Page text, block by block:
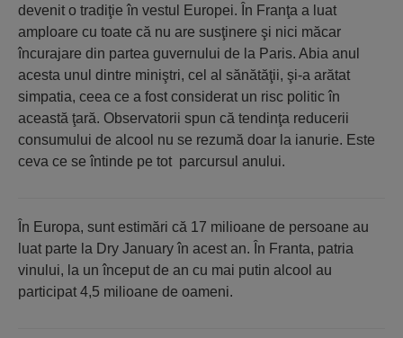
devenit o tradiţie în vestul Europei. În Franţa a luat
amploare cu toate că nu are susţinere şi nici măcar
încurajare din partea guvernului de la Paris. Abia anul
acesta unul dintre miniştri, cel al sănătăţii, şi-a arătat
simpatia, ceea ce a fost considerat un risc politic în
această ţară. Observatorii spun că tendinţa reducerii
consumului de alcool nu se rezumă doar la ianurie. Este
ceva ce se întinde pe tot parcursul anului.
În Europa, sunt estimări că 17 milioane de persoane au
luat parte la Dry January în acest an. În Franta, patria
vinului, la un început de an cu mai putin alcool au
participat 4,5 milioane de oameni.